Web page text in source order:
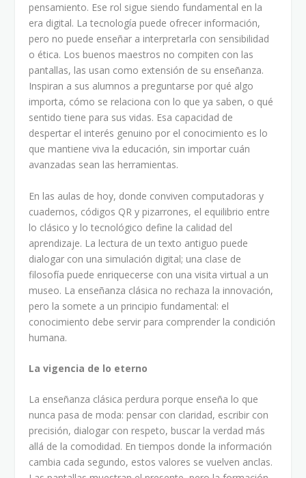
pensamiento. Ese rol sigue siendo fundamental en la
era digital. La tecnología puede ofrecer información,
pero no puede enseñar a interpretarla con sensibilidad
o ética. Los buenos maestros no compiten con las
pantallas, las usan como extensión de su enseñanza.
Inspiran a sus alumnos a preguntarse por qué algo
importa, cómo se relaciona con lo que ya saben, o qué
sentido tiene para sus vidas. Esa capacidad de
despertar el interés genuino por el conocimiento es lo
que mantiene viva la educación, sin importar cuán
avanzadas sean las herramientas.
En las aulas de hoy, donde conviven computadoras y
cuadernos, códigos QR y pizarrones, el equilibrio entre
lo clásico y lo tecnológico define la calidad del
aprendizaje. La lectura de un texto antiguo puede
dialogar con una simulación digital; una clase de
filosofía puede enriquecerse con una visita virtual a un
museo. La enseñanza clásica no rechaza la innovación,
pero la somete a un principio fundamental: el
conocimiento debe servir para comprender la condición
humana.
La vigencia de lo eterno
La enseñanza clásica perdura porque enseña lo que
nunca pasa de moda: pensar con claridad, escribir con
precisión, dialogar con respeto, buscar la verdad más
allá de la comodidad. En tiempos donde la información
cambia cada segundo, estos valores se vuelven anclas.